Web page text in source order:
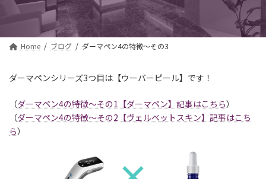
Home ブログ ダーマペン4の特徴〜その3
ダーマペンシリーズ3つ目は 【ウーバーピール】 です！
（ダーマペン4の特徴〜その1【ダーマペン】記事はこちら）
（ダーマペン4の特徴〜その2【ヴェルベットスキン】記事はこち
ら）